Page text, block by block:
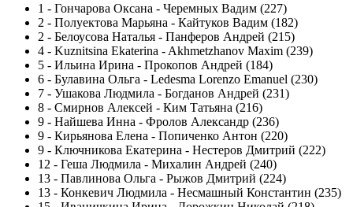
1 - Гончарова Оксана - Черемных Вадим (227)
2 - Полуектова Марьяна - Кайтуков Вадим (182)
2 - Белоусова Наталья - Панферов Андрей (215)
4 - Kuznitsina Ekaterina - Akhmetzhanov Maxim (239)
5 - Ильина Ирина - Прокопов Андрей (184)
6 - Булавина Ольга - Ledesma Lorenzo Emanuel (230)
7 - Ушакова Людмила - Богданов Андрей (231)
8 - Смирнов Алексей - Ким Татьяна (216)
9 - Найшева Инна - Фролов Александр (236)
9 - Кирьянова Елена - Попиченко Антон (220)
9 - Ключникова Екатерина - Нестеров Дмитрий (222)
12 - Геша Людмила - Михалин Андрей (240)
13 - Павлинова Ольга - Рыжов Дмитрий (224)
13 - Конкевич Людмила - Несмашный Константин (235)